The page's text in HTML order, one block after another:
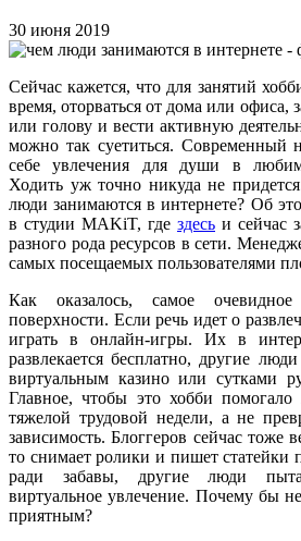
30 июня 2019
Сейчас кажется, что для занятий
время, оторваться от дома или офиса,
или голову и вести активную
можно так суетиться. Современный
себе увлечения для души в
Ходить уж точно никуда не
люди занимаются в интернете? Об
в студии MAKiT, где здесь и сейчас
разного рода ресурсов в сети.
самых посещаемых пользователями
Как оказалось, самое
поверхности. Если речь идет о
играть в онлайн-игры. Их в
развлекается бесплатно, другие
виртуальным казино или сутками
Главное, чтобы это хобби помогало
тяжелой трудовой недели, а не
зависимость. Блоггеров сейчас тоже
то снимает ролики и пишет статейки
ради забавы, другие люди
виртуальное увлечение. Почему бы
приятным?